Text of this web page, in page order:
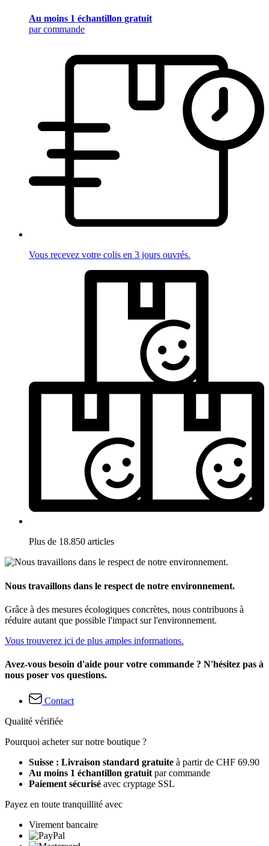
Au moins 1 échantillon gratuit
par commande
Vous recevez votre colis en 3 jours ouvrés.
Plus de 18.850 articles
Nous travaillons dans le respect de notre environnement.
Grâce à des mesures écologiques concrètes, nous contribuons à
réduire autant que possible l'impact sur l'environnement.
Vous trouverez ici de plus amples informations.
Avez-vous besoin d'aide pour votre commande ? N'hésitez pas à
nous poser vos questions.
Contact
Qualité vérifiée
Pourquoi acheter sur notre boutique ?
Suisse : Livraison standard gratuite à partir de CHF 69.90
Au moins 1 échantillon gratuit par commande
Paiement sécurisé avec cryptage SSL
Payez en toute tranquillité avec
Virement bancaire